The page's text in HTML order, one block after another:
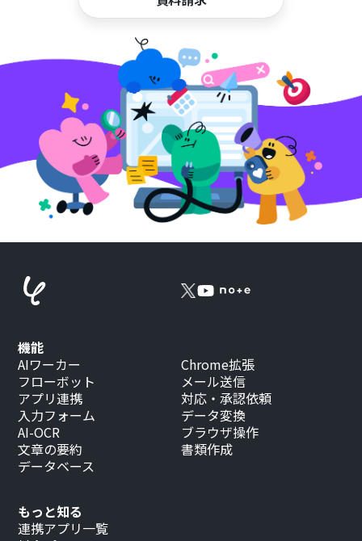
もっと知る
連携アプリ一覧
機能
AIワーカー
フローボット
アプリ連携
入力フォーム
AI-OCR
文章の要約
データベース
Chrome拡張
メール送信
対応・承認依頼
データ変換
ブラウザ操作
書類作成